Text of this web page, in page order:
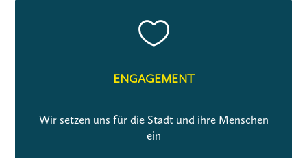

ENGAGEMENT
Wir setzen uns für die Stadt und ihre Menschen
ein